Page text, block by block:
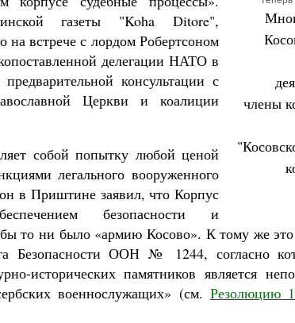
члены
газеты "Koha Ditore",
на встрече с лордом Робертсоном
делегации НАТО в
консультации с
Церкви и коалиции
собой попытку любой ценой
легального вооруженного
в Приштине заявил, что Корпус
безопасности и
то ни было «армию Косово». К тому же
Безопасности ООН № 1244, согласно
исторических памятников является
военнослужащих» (см. Резолюцию